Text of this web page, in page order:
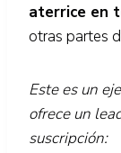
aterrice en
otras partes
Este es un
ofrece un
suscripción: